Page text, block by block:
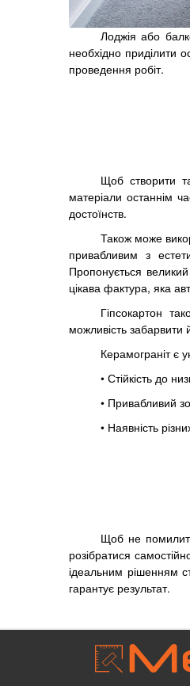
Лоджія або
необхідно приділити
проведення робіт.
Щоб створити
матеріали останнім
достоїнств.
Також може
привабливим з
Пропонується
цікава фактура, яка
Гіпсокартон
можливість
Керамограніт є
• Стійкість до
• Привабливий
• Наявність
Щоб не
розібратися
ідеальним рішенням
гарантує результат.